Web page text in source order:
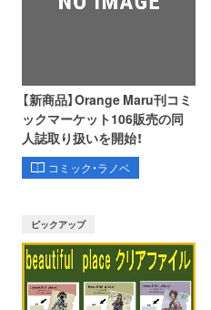
【新商品】Orange Maru刊コミ
ックマーケット106販売の同
人誌取り扱いを開始！
コミック・ラノベ
ピックアップ